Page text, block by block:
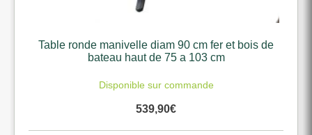
Table ronde manivelle diam 90 cm fer et bois de
bateau haut de 75 a 103 cm
Disponible sur commande
539,90€